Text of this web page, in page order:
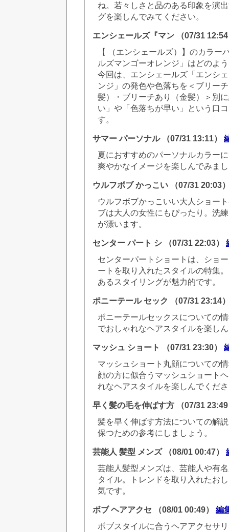
ね。若々しさと品のある印象を演
グを楽しんでみてください。
エンシェールズ『マン
（07/31
【 （エンシェールズ）】のカラー
ルズマンゴーオレンジ」はどのよ
今回は、エンシェールズ「エンシ
ンジ」の発色や色落ちを＜ブリー
髪）・ブリーチあり（金髪）＞別
い」や「色落ちが早い」という口
す。
サマー パーソナル （07/31 13:11）
夏におすすめのパーソナルカラー
爽やかなイメージを楽しんでみま
ウルフボブ かっこい
（07/31 20:03
ウルフボブかっこいい大人ショー
ブは大人の女性にもぴったり。洗
が漂います。
センター パート シ （07/31 22:03）
センターパートショートは、ショ
ートを取り入れたスタイルの特集
あるスタイリングが魅力的です。
ポニーテール セック
（07/31 23:14
ポニーテールセックスについての
でおしゃれなヘアスタイルを楽し
マッシュ ショート （07/31 23:30）
マッシュショート丸顔についての
顔の方に似合うマッシュショート
れなヘアスタイルを楽しんでくだ
早く髪の毛を伸ばす方
（07/31
髪を早く伸ばす方法についての解
保つための参考にしましょう。
芸能人 髪型 メンズ （08/01 00:47）
芸能人髪型メンズは、芸能人や有
タイル。トレンドを取り入れたお
気です。
ボブ ヘアアクセ （08/01 00:49） 編
ボブスタイルに合うヘアアクセサ